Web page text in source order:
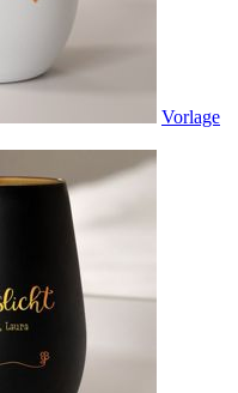
Vorlage